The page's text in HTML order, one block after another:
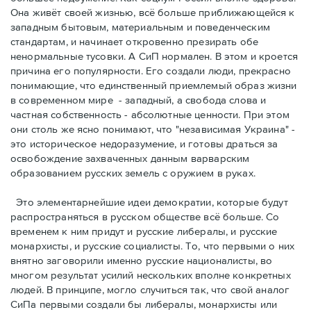
Она живёт своей жизнью, всё больше приближающейся к
западным бытовым, материальным и поведенческим
стандартам, и начинает откровенно презирать обе
ненормальные тусовки. А СиП нормален. В этом и кроется
причина его популярности. Его создали люди, прекрасно
понимающие, что единственный приемлемый образ жизни
в современном мире - западный, а свобода слова и
частная собственность - абсолютные ценности. При этом
они столь же ясно понимают, что "независимая Украина" -
это историческое недоразумение, и готовы драться за
освобождение захваченных данным варварским
образованием русских земель с оружием в руках.
Это элементарнейшие идеи демократии, которые будут
распространяться в русском обществе всё больше. Со
временем к ним придут и русские либералы, и русские
монархисты, и русские социалисты. То, что первыми о них
внятно заговорили именно русские националисты, во
многом результат усилий нескольких вполне конкретных
людей. В принципе, могло случиться так, что свой аналог
СиПа первыми создали бы либералы, монархисты или